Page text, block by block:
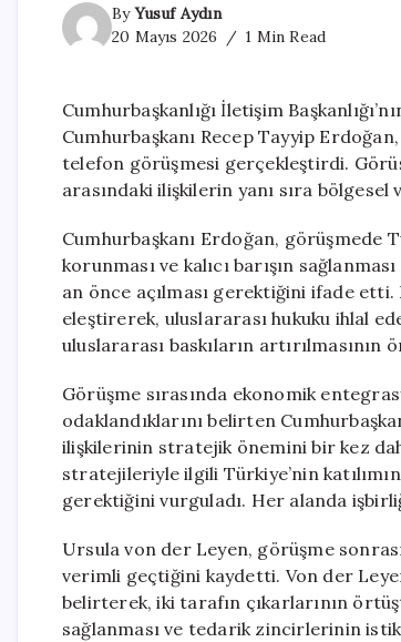
ByYusuf Aydın
20 Mayıs 2026
1 Min Read
Cumhurbaşkanlığı İletişim
Cumhurbaşkanı Recep Tayyip
telefon görüşmesi gerçekleştirdi.
arasındaki ilişkilerin yanı sıra
Cumhurbaşkanı Erdoğan, görüşmede
korunması ve kalıcı barışın
an önce açılması gerektiğini ifade
eleştirerek, uluslararası hukuku ihlal
uluslararası baskıların
Görüşme sırasında ekonomik
odaklandıklarını belirten
ilişkilerinin stratejik önemini bir kez
stratejileriyle ilgili Türkiye’nin
gerektiğini vurguladı. Her alanda
Ursula von der Leyen, görüşme
verimli geçtiğini kaydetti. Von der
belirterek, iki tarafın çıkarlarının
sağlanması ve tedarik zincirlerinin